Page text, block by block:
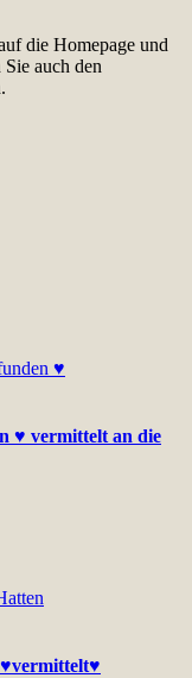
die Homepage und
auch den
♥ vermittelt an die